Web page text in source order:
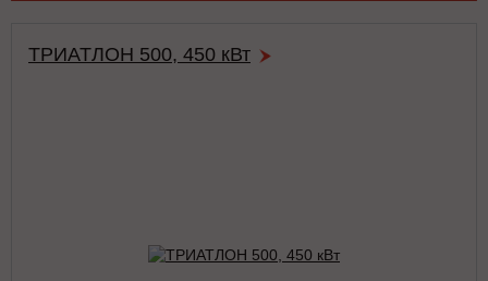
ТРИАТЛОН 500, 450 кВт